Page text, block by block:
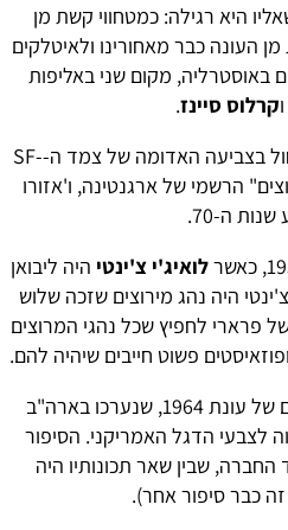
שאליו היא רגילה: כמטחווי קשת מן
העונה כבר מאחורינו ולאיטלקים
באוסטרליה, מקום שני באליפות
קרלוס סיינז.
בגרנד פרי של מיאמי, בסופ"ש הקרוב, משולבים שני גווני כחול בצביעה האדומה של צמד ה-SF-
הרשמי של ארגנטינה, ו'אזורו
ה-70.
לואיג'י צ'ינטי היה ליבואן
היה נהג מירוצים שזכה שלוש
פרארי לחפיץ שכל נהגי המרוצים
פשוט חייבים שיהיה להם.
הסיפור שפרארי מספרת היום זה שבשני המירוצים האחרונים של עונת 1964, שנערכו בארה"ב
לצבעי הדגל האמריקני. הסיפור
החברה, שבין שאר תכונותיו היה
כבר סיפור אחר).